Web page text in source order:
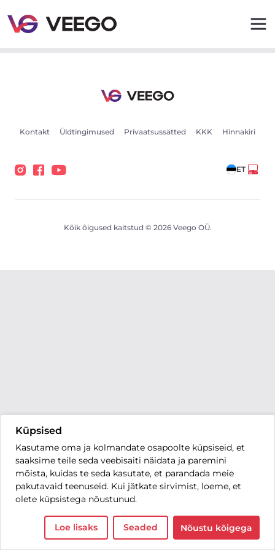
Küpsised
Kasutame oma ja kolmandate osapoolte küpsiseid, et
saaksime teile seda veebisaiti näidata ja paremini
mõista, kuidas te seda kasutate, et parandada meie
pakutavaid teenuseid. Kui jätkate sirvimist, loeme, et
olete küpsistega nõustunud.
Loe lisaks Seaded Nõustu kõigega
Kontakt Üldtingimused Privaatsussätted KKK Hinnakiri
ET
Kõik õigused kaitstud © 2026 Veego OÜ.